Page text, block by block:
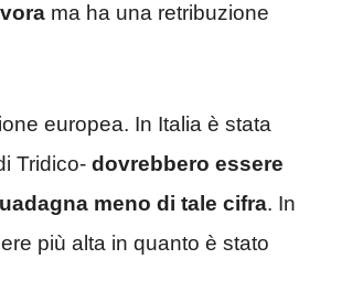
ma ha una retribuzione
europea. In Italia è stata
Tridico- dovrebbero essere
meno di tale cifra. In
più alta in quanto è stato